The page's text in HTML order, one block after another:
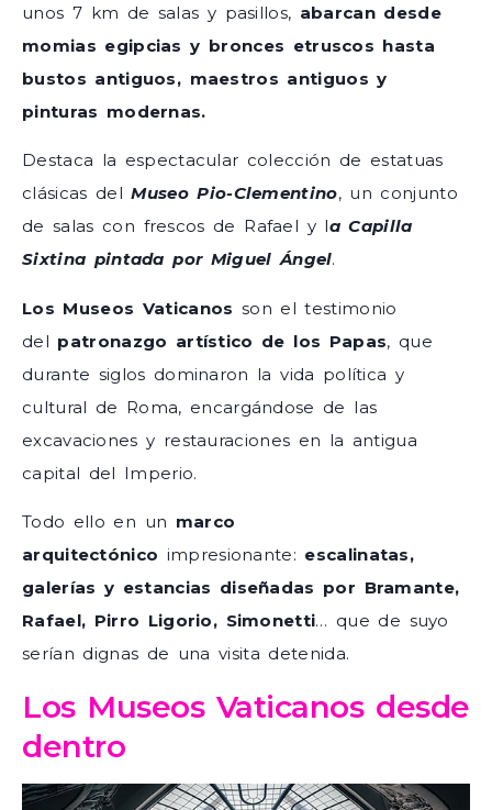
unos 7 km de salas y pasillos, abarcan desde
momias egipcias y bronces etruscos hasta
bustos antiguos, maestros antiguos y
pinturas modernas.
Destaca la espectacular colección de estatuas
clásicas delMuseo Pio-Clementino, un conjunto
de salas con frescos de Rafael y la Capilla
Sixtina pintada por Miguel Ángel.
Los Museos Vaticanos son el testimonio
del patronazgo artístico de los Papas, que
durante siglos dominaron la vida política y
cultural de Roma, encargándose de las
excavaciones y restauraciones en la antigua
capital del Imperio.
Todo ello en un marco
arquitectónico impresionante: escalinatas,
galerías y estancias diseñadas por Bramante,
Rafael, Pirro Ligorio, Simonetti… que de suyo
serían dignas de una visita detenida.
Los Museos Vaticanos desde
dentro